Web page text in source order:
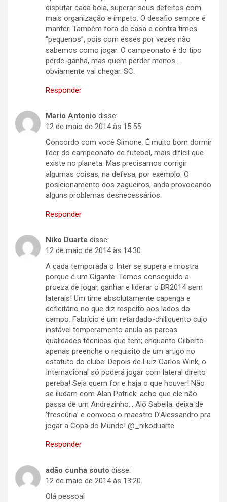
disputar cada bola, superar seus defeitos com
mais organização e ímpeto. O desafio sempre é
manter. Também fora de casa e contra times
“pequenos”, pois com esses por vezes não
sabemos como jogar. O campeonato é do tipo
perde-ganha, mas quem perder menos…
obviamente vai chegar. SC.
Responder
Mario Antonio disse:
12 de maio de 2014 às 15:55
Concordo com você Simone. É muito bom dormir
líder do campeonato de futebol, mais difícil que
existe no planeta. Mas precisamos corrigir
algumas coisas, na defesa, por exemplo. O
posicionamento dos zagueiros, anda provocando
alguns problemas desnecessários.
Responder
Niko Duarte disse:
12 de maio de 2014 às 14:30
A cada temporada o Inter se supera e mostra
porque é um Gigante: Temos conseguido a
proeza de jogar, ganhar e liderar o BR2014 sem
laterais! Um time absolutamente capenga e
deficitário no que diz respeito aos lados do
campo. Fabrício é um retardado-chiliquento cujo
instável temperamento anula as parcas
qualidades técnicas que tem; enquanto Gilberto
apenas preenche o requisito de um artigo no
estatuto do clube: Depois de Luiz Carlos Wink, o
Internacional só poderá jogar com lateral direito
pereba! Seja quem for e haja o que houver! Não
se iludam com Alan Patrick: acho que ele não
passa de um Andrezinho… Alô Sabella: deixa de
‘frescúria’ e convoca o maestro D’Alessandro pra
jogar a Copa do Mundo! @_nikoduarte
Responder
adão cunha souto disse:
12 de maio de 2014 às 13:20
Olá pessoal